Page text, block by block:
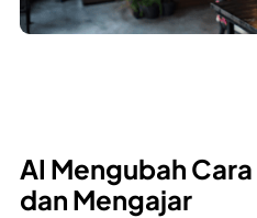
AI Mengubah
dan Mengajar